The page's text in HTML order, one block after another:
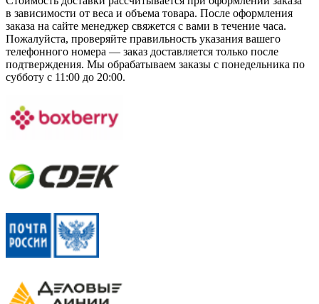
в зависимости от веса и объема товара. После оформления
заказа на сайте менеджер свяжется с вами в течение часа.
Пожалуйста, проверяйте правильность указания вашего
телефонного номера — заказ доставляется только после
подтверждения. Мы обрабатываем заказы с понедельника по
субботу с 11:00 до 20:00.